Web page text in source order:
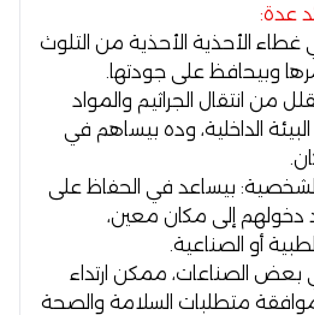
عدة:
غطاء الأحذية الأحذية من التلوث
وبيحافظ على جودتها.
من انتقال الجراثيم والمواد
الداخلية، وده بيساهم في
بيساعد في الحفاظ على
دخولهم إلى مكان معين،
أو الصناعية.
بعض الصناعات، ممكن ارتداء
متطلبات السلامة والصحة